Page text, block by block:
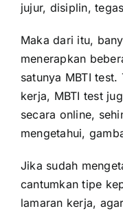
jujur, disiplin,
Maka dari itu,
menerapkan
satunya MBTI
kerja, MBTI test
secara online,
mengetahui,
Jika sudah
cantumkan tipe
lamaran kerja,